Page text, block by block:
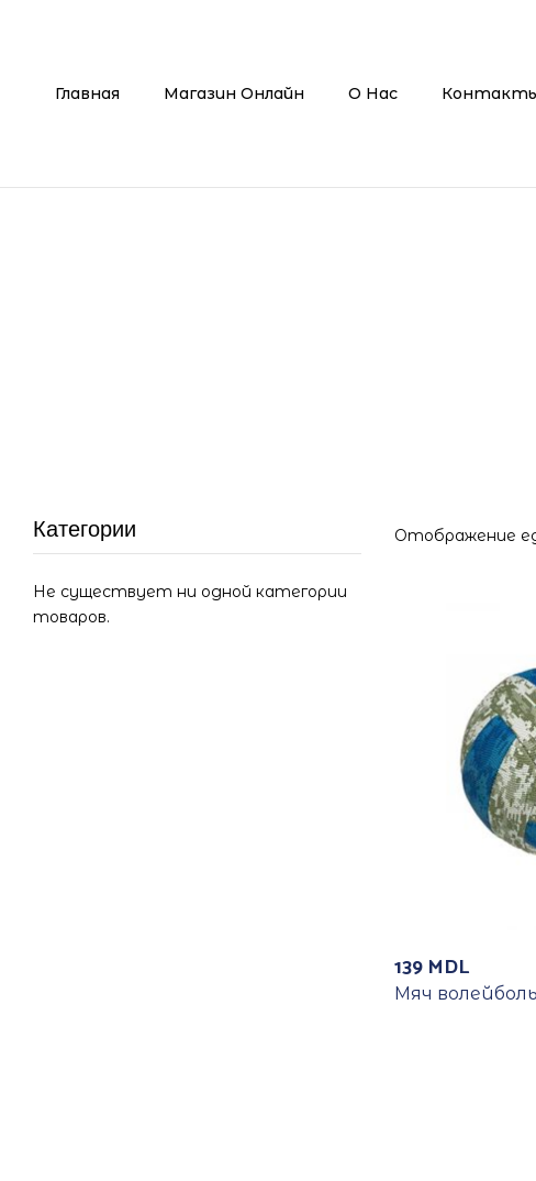
Главная Магазин Онлайн О Нас
Категории
Не существует ни одной категории
товаров.
Отображение
139 MDL
Мяч